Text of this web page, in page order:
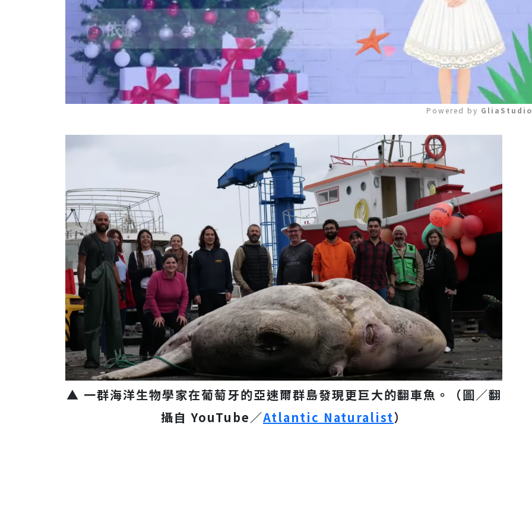
Powered by
▲ 一群海洋生物學家在葡萄牙的亞速爾群島發現更巨大的翻車魚。（圖／翻
攝自 YouTube／Atlantic Naturalist）